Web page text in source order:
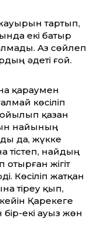
тартып,
екі батыр
Аз сөйлеп
әдеті ғой.
қа­раумен
көсіліп
қазан
найының
да, жүкке
тістеп, найдың
отырған жігіт
Көсіліп жатқан
тіреу қып,
Қарекеге
екі ауыз жөн